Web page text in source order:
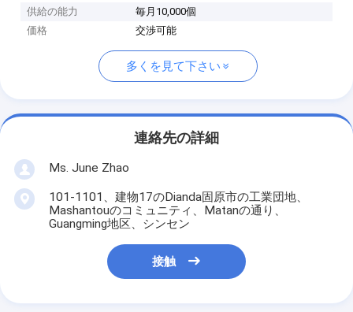
供給の能力
毎月10,000個
価格
交渉可能
多くを見て下さい
連絡先の詳細
Ms. June Zhao
101-1101、建物17のDianda固原市の工業団地、
Mashantouのコミュニティ、Matanの通り、
Guangming地区、シンセン
接触